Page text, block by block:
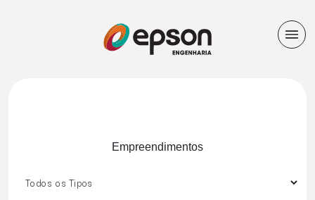
Empreendimentos